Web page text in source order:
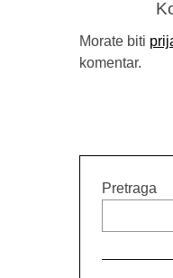
IZMEĐU
Morate biti
komentar.
Pretraga